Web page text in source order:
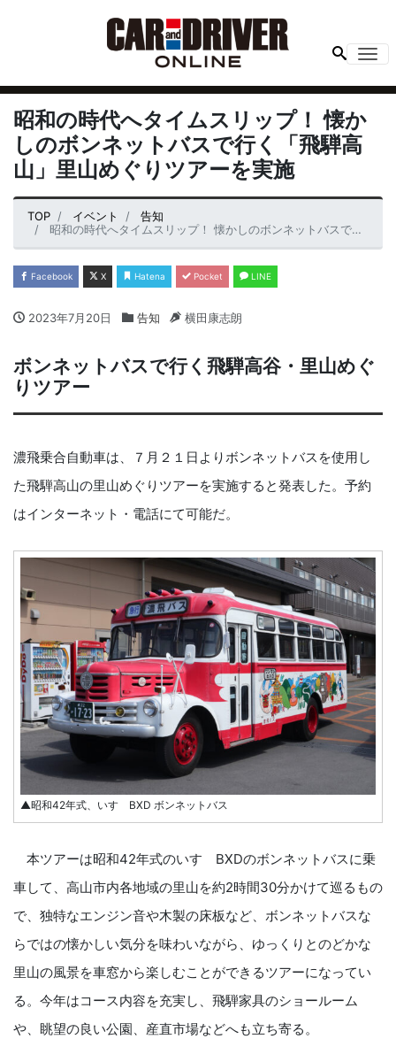
昭和の時代へタイムスリップ！ 懐か
しのボンネットバスで行く「飛騨高
山」里山めぐりツアーを実施
TOP イベント
告知
昭和の時代へタイムスリップ！ 懐かしのボンネットバスで行く「飛騨高山」里山めぐりツアーを実施
Facebook X Hatena Pocket LINE
2023年7月20日 告知 横田康志朗
ボンネットバスで行く飛騨高谷・里山めぐ
りツアー
濃飛乗合自動車は、７月２１日よりボンネットバスを使用し
た飛騨高山の里山めぐりツアーを実施すると発表した。予約
はインターネット・電話にて可能だ。
▲昭和42年式、いすゞBXD ボンネットバス
本ツアーは昭和42年式のいすゞBXDのボンネットバスに乗
車して、高山市内各地域の里山を約2時間30分かけて巡るもの
で、独特なエンジン音や木製の床板など、ボンネットバスな
らではの懐かしい気分を味わいながら、ゆっくりとのどかな
里山の風景を車窓から楽しむことができるツアーになってい
る。今年はコース内容を充実し、飛騨家具のショールーム
や、眺望の良い公園、産直市場などへも立ち寄る。